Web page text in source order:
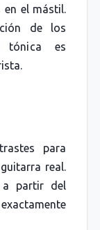
el mástil.
de los
es
para
real.
a partir del